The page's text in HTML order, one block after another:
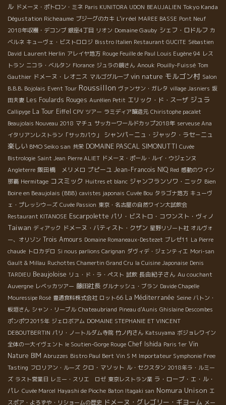
ル ドメーヌ・ポトロン・ミネ Paris KUNITORA UDON BEAUJALIEN Tokyo Kanda
Dégustation Richeaume ブジーグのカキ L'irréel MAREE BASSE Pont Neuf
2018年収穫・デコンブ 銀座4丁目 リオン Domaine Gauby シェフ・ロドルフ カ
ベルネ キューヴェ・ビストロロジ Bisstro Italien Restaurant GUCITE Sébastien
David Laurent Herlin アレイヤ地方 Rouge Feuille de Paul Louis Eugène 94 レス
トラン ニコラ・ベルタン Florance ジュラの鏡さん Anouk Pouilly-Fuissé Tom
Gauthier ドメーヌ・レオニス マルゴグループ vin nature モルゴン村 Salon
B.B.B. Bojolais Event Tour Roussillon ヴァンサン・ガレタ village Jasniers 坂
田夫妻 Les Foulards Rouges Aurélien Petit エリック・ド・スーザ ジュラ
Callipyge La Tour Eiffel CPV ツアー ラミディア醸造元 Chiristophe pacalet
Beaujolais Nouveau 2018 マチュ サッカーワールドカップ2018年 serveuse Ana
イタリアンレストラン「サッカパウ」
シャンパ－ニュ・ジャック・ラセ－ニュ
楽しい BMO Seiko san 共栄 DOMAINE PASCAL SIMONUTTI Cuvée
Bistrologie Saint Jean Pierre ALIET ドメーヌ・ポール・ルイ・ウジェンヌ
Angleterre 飯田橋 メリメロ プピーユ Jean-Francois NIQ Red 感動のワイン
那覇 Hermitage コスミック Huitres et blanc ジャンフランソワ・ニック Bien
Boire en Beaujolais (BBB) cavistes japonais Cuvée Bou タラゴナ地方 キューヴ
ェ・プレッシウーズ Cuvée Passion 東京・名古屋の自然ワイン大試飲会
Restaurant KITANOSE Escarpolette パリ・ビストロ・コワンスト・ヴィノ
Taiwan ディアック ドメーヌ・バティスト・クザン 星野リゾート社 オルヴォ
ー、オリゾン Trois Amours Domaine Romaneaux-Destezet ブレゼ11 La Pierre
chaude トロカデロ Si nous parlions Carignan ダヴィデ・ジェンティエ Mori-san
Gault & Millau Ruchottes Chamertin Grand Cru la Cuisine Japonaise Denis
TARDIEU Beaujoloise リュ・ド・ラ・ペスト 試飲 長由紀子さん Au couchant
Auvergne レベッカツアー 藤田社長 グルナッシュ・ブラン Davide Chapelle
Mouressipe Rosé 豊通食料株式会社 ロット66 La Méditerranée Seine バトン・
板垣さん シャン・リーブル Chateaubriand Pineau d'Aunis Ghislaine Descombes
ポンポワ2015年 ジェロボアム DOMAINE STEPHANIE ET VINCENT
DEBOUTBERTIN パリ・ノートルダム寺院 竹ノ内さん Katsuyama ボジョレワイン
全体の一大イヴェント le Soutien-Gorge Rouge Chef Ishida Paris 1er Vin
Nature BIM Abruzzes Bistro Paul Bert Vin S M Importateur Symphonie Free
Tasting フロリアン・ルーズ クロ・マソット ル・セクスタン 2018年ラ・ルミー
ズ ラスト営業日 レミー・スリエ ロゼ 東京レストラン業 ラ・ローブ・エ・ル・
パレ Cuvée Marcel Hayashi de Pioche Baton Itagaki san Nomura Unison エ
スポア・よろずや・リショームの歴史 ドメーヌ・グレゴリー・ギヨーム メー